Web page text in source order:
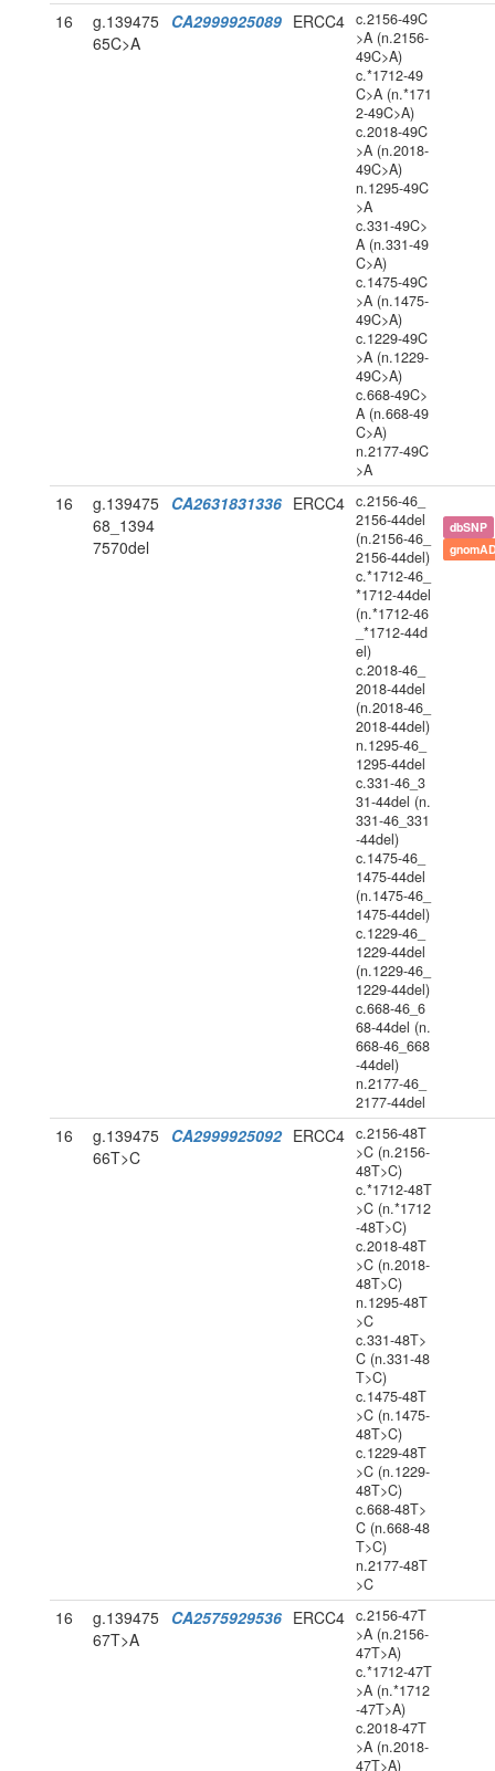
16
g.139475
65C>A
CA2999925089 ERCC4 c.2156-49C
>A (n.2156-
49C>A)
c.*1712-49
C>A (n.*171
2-49C>A)
c.2018-49C
>A (n.2018-
49C>A)
n.1295-49C
>A
c.331-49C>
A (n.331-49
C>A)
c.1475-49C
>A (n.1475-
49C>A)
c.1229-49C
>A (n.1229-
49C>A)
c.668-49C>
A (n.668-49
C>A)
n.2177-49C
>A
16
g.139475
68_1394
7570del
CA2631831336 ERCC4 c.2156-46_
2156-44del
(n.2156-46_
2156-44del)
c.*1712-46_
*1712-44del
(n.*1712-46
_*1712-44d
el)
c.2018-46_
2018-44del
(n.2018-46_
2018-44del)
n.1295-46_
1295-44del
c.331-46_3
31-44del (n.
331-46_331
-44del)
c.1475-46_
1475-44del
(n.1475-46_
1475-44del)
c.1229-46_
1229-44del
(n.1229-46_
1229-44del)
c.668-46_6
68-44del (n.
668-46_668
-44del)
n.2177-46_
2177-44del
dbSNP
16
g.139475
66T>C
CA2999925092 ERCC4 c.2156-48T
>C (n.2156-
48T>C)
c.*1712-48T
>C (n.*1712
-48T>C)
c.2018-48T
>C (n.2018-
48T>C)
n.1295-48T
>C
c.331-48T>
C (n.331-48
T>C)
c.1475-48T
>C (n.1475-
48T>C)
c.1229-48T
>C (n.1229-
48T>C)
c.668-48T>
C (n.668-48
T>C)
n.2177-48T
>C
16
g.139475
67T>A
CA2575929536 ERCC4 c.2156-47T
>A (n.2156-
47T>A)
c.*1712-47T
>A (n.*1712
-47T>A)
c.2018-47T
>A (n.2018-
47T>A)